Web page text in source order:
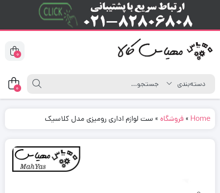
0
0
Home
»فروشگاه » ست لوازم اداری رومیزی مدل کلاسیک